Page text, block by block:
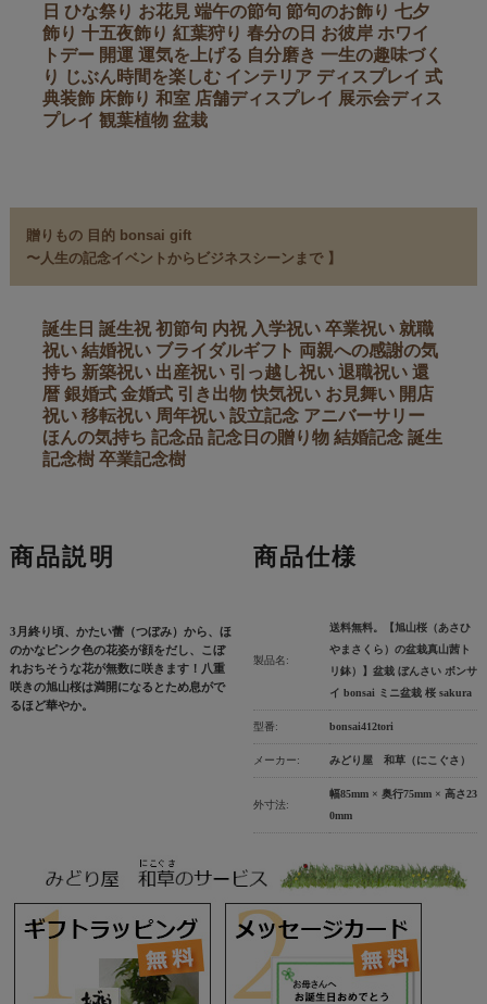
日 ひな祭り お花見 端午の節句 節句のお飾り 七夕
飾り 十五夜飾り 紅葉狩り 春分の日 お彼岸 ホワイ
トデー 開運 運気を上げる 自分磨き 一生の趣味づく
り じぶん時間を楽しむ インテリア ディスプレイ 式
典装飾 床飾り 和室 店舗ディスプレイ 展示会ディス
プレイ 観葉植物 盆栽
贈りもの 目的 bonsai gift
〜人生の記念イベントからビジネスシーンまで 】
誕生日 誕生祝 初節句 内祝 入学祝い 卒業祝い 就職
祝い 結婚祝い ブライダルギフト 両親への感謝の気
持ち 新築祝い 出産祝い 引っ越し祝い 退職祝い 還
暦 銀婚式 金婚式 引き出物 快気祝い お見舞い 開店
祝い 移転祝い 周年祝い 設立記念 アニバーサリー
ほんの気持ち 記念品 記念日の贈り物 結婚記念 誕生
記念樹 卒業記念樹
商品説明
3月終り頃、かたい蕾（つぼみ）から、ほ
のかなピンク色の花姿が顔をだし、こぼ
れおちそうな花が無数に咲きます！八重
咲きの旭山桜は満開になるとため息がで
るほど華やか。
商品仕様
製品名:
送料無料。【旭山桜（あさひ
やまさくら）の盆栽真山茜ト
リ鉢）】盆栽 ぼんさい ボンサ
イ bonsai ミニ盆栽 桜 sakura
型番: bonsai412tori
メーカー: みどり屋 和草（にこぐさ）
外寸法:
幅85mm × 奥行75mm × 高さ23
0mm